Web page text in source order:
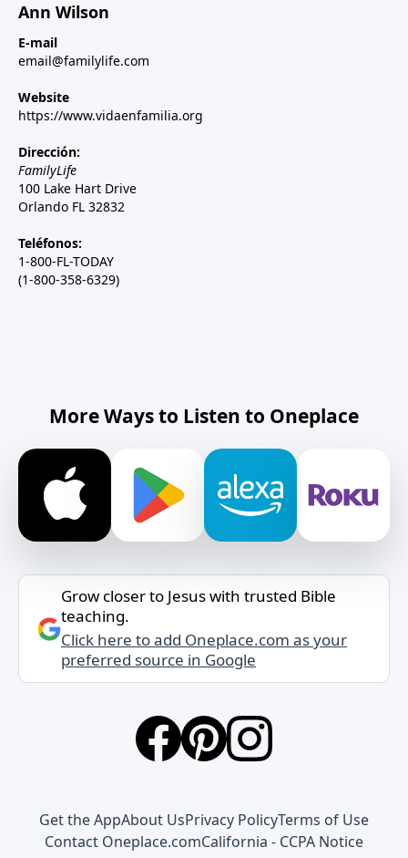
Ann Wilson
E-mail
email@familylife.com
Website
https://www.vidaenfamilia.org
Dirección:
FamilyLife
100 Lake Hart Drive
Orlando FL 32832
Teléfonos:
1-800-FL-TODAY
(1-800-358-6329)
More Ways to Listen to Oneplace
Grow closer to Jesus with trusted Bible
teaching.
Click here to add Oneplace.com as your
preferred source in Google
Get the AppAbout UsPrivacy PolicyTerms of Use
Contact Oneplace.comCalifornia - CCPA Notice